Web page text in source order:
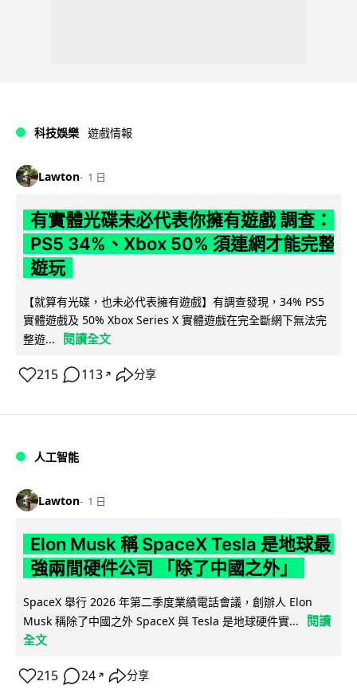
科技娛樂 遊戲情報
Lawton 1 日
有實體光碟未必代表你擁有遊戲 調查：
PS5 34%、Xbox 50% 須連網才能完整
遊玩
【就算有光碟，也未必代表擁有遊戲】有調查發現，34% PS5
實體遊戲及 50% Xbox Series X 實體遊戲在完全斷網下無法完
整遊...
閱讀全文
215 113 ↗ 分享
人工智能
Lawton 1 日
Elon Musk 稱 SpaceX Tesla 是地球最
強兩間硬件公司 「除了中國之外」
SpaceX 舉行 2026 年第二季度業績電話會議，創辦人 Elon
Musk 稱除了中國之外 SpaceX 與 Tesla 是地球硬件實...
閱讀
全文
215 24 ↗ 分享